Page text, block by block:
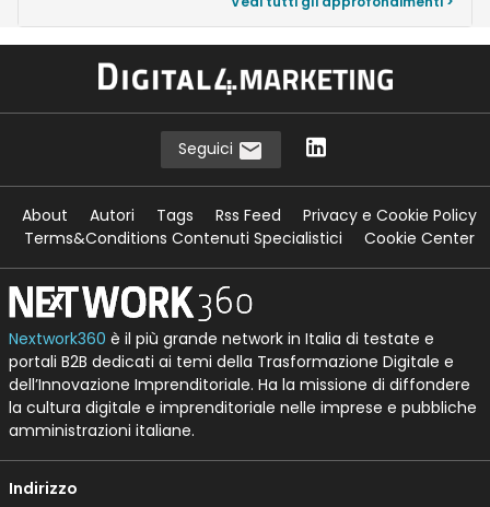
Seguici
About Autori Tags Rss Feed
Privacy e Cookie Policy
Terms&Conditions Contenuti Specialistici
Cookie Center
Nextwork360 è il più grande network in Italia di testate e
portali B2B dedicati ai temi della Trasformazione Digitale e
dell’Innovazione Imprenditoriale. Ha la missione di diffondere
la cultura digitale e imprenditoriale nelle imprese e pubbliche
amministrazioni italiane.
Indirizzo